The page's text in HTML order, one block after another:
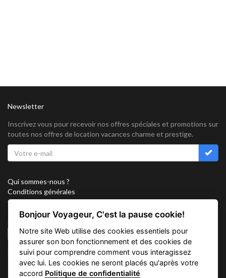
Newsletter
Inscrivez vous pour recevoir nos offres spéciales et promotions sur
toutes nos offres de location vacances charme et prestige.
Qui sommes-nous ?
Conditions générales
Confidentialité
Partenariat
Sitemap
Cookies
Suivez nous sur
Bonjour Voyageur, C'est la pause cookie!
Notre site Web utilise des cookies essentiels pour
assurer son bon fonctionnement et des cookies de
suivi pour comprendre comment vous interagissez
avec lui. Les cookies ne seront placés qu'après votre
accord Politique de confidentialité